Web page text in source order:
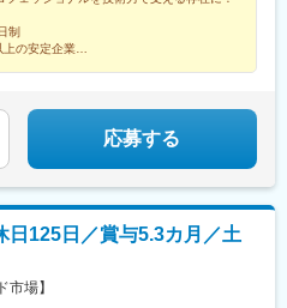
茶ノ水駅、御成門駅、三越前駅、上中
喰町駅、東銀座駅、長原駅(東京都)、
越市駅、秩父駅、東中山駅、平安通
久津川駅、的場町駅、新井口駅、大
駅、片原町駅(香川県)、西堀端駅、渡
倉駅、萩原駅(福岡県)
駅、茨木駅、高槻市駅、牧落駅、千
阪大前駅、寝屋川市駅、枚方市駅、住
近鉄八尾駅、烏丸御池駅、西院駅(京
、宮津駅、福知山駅、大久保駅(京都
島県)、井口駅(広島県)、呉駅、西条駅
、緑井駅、尾道駅、福山駅、岩国駅、
駅、阿波富田駅、鳴門駅、伊予大洲
新居浜駅、伊予富田駅、南堀端駅、
駅、名島駅、薬院大通駅、藤崎駅(福
知県■九州・沖縄福岡県（福岡市・北
熊本県／大分県／宮崎県／鹿児島県
上、決定いたします（基本同じエリア
フィス内禁煙
府)、萩原天神駅、くいな橋駅、和田
ノ瀬駅、下祇園駅、東福山駅、松江
、香西駅、吉成駅、鎌田駅、薊野
前駅(福岡県)、鍋島駅、住吉駅(長崎
京都)、新井薬師前駅、港南中央駅、江
駅、守恒駅、南鹿児島駅、蔵前駅、東
制
の安定企業
レストランに選ばれてきた厨房機器。
にこだわった『魅せるキッチン』。
応募する
日125日／賞与5.3カ月／土
場】